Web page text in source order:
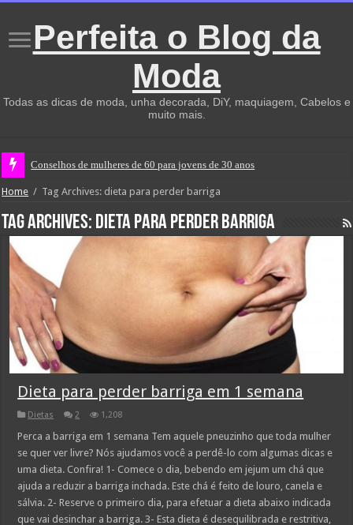
Perfeita o Blog da
Moda
Todas as dicas de moda, unha decorada, DiY, maquiagem, Cabelos e
muito mais.
Conselhos de mulheres de 60 para jovens de 30 anos
Home / Tag Archives: dieta para perder barriga
Tag Archives: dieta para perder barriga
Dieta para perder barriga em 1 semana
Dietas 2 1,208
Perca a barriga em 1 semana Tem aquele pneuzinho que toda mulher
se quer ver livre? Nós ajudamos você a perdê-lo com algumas dicas e
uma dieta. Confira! 1- Comece o dia, bebendo em jejum um chá que
ajuda a reduzir a barriga inchada. Este chá é feito de louro, canela e
sálvia. 2- Reserve o primeiro dia, para efetuar a dieta abaixo indicada
que vai desinchar a barriga. 3- Esta dieta é desequilibrada e restritiva,